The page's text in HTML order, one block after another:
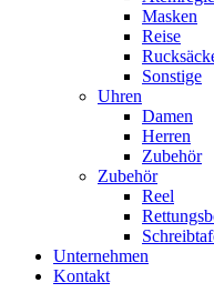
Masken
Reise
Sonstige
Uhren
Damen
Herren
Zubehör
Zubehör
Reel
Unternehmen
Kontakt